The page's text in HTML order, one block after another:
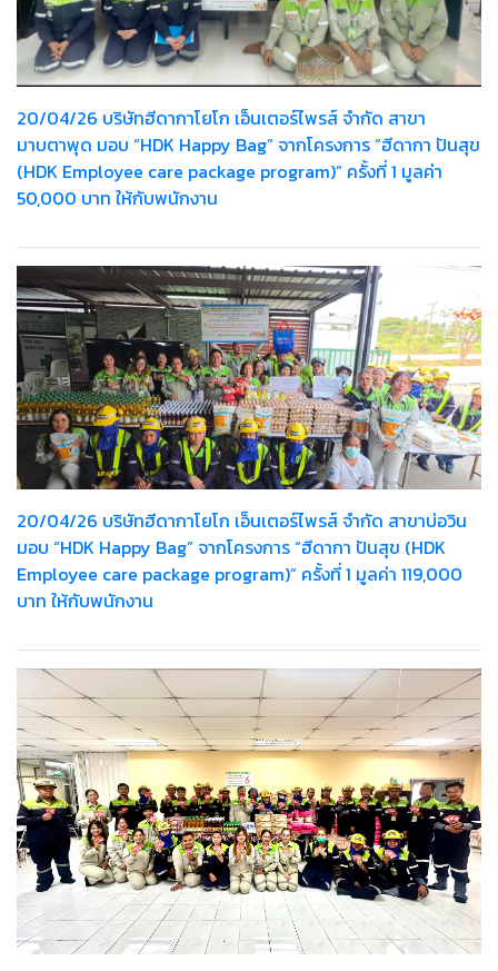
20/04/26 บริษัทฮีดากาโยโก เอ็นเตอร์ไพรส์ จำกัด สาขา
มาบตาพุด มอบ “HDK Happy Bag” จากโครงการ “ฮีดากา ปันสุข
(HDK Employee care package program)” ครั้งที่ 1 มูลค่า
50,000 บาท ให้กับพนักงาน
20/04/26 บริษัทฮีดากาโยโก เอ็นเตอร์ไพรส์ จำกัด สาขาบ่อวิน
มอบ “HDK Happy Bag” จากโครงการ “ฮีดากา ปันสุข (HDK
Employee care package program)” ครั้งที่ 1 มูลค่า 119,000
บาท ให้กับพนักงาน